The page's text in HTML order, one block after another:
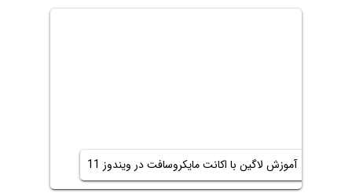
آموزش لاگین با اکانت مایکروسافت در ویندوز 11